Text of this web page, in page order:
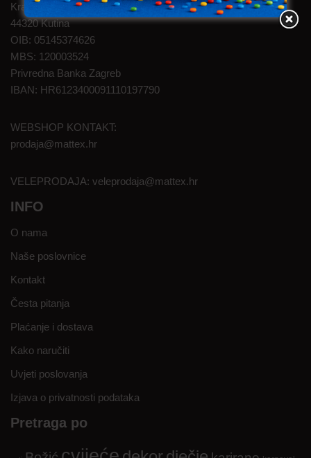
Kralja Zvonimira 46
44320 Kutina
OIB: 05145374626
MBS: 120003524
Privredna Banka Zagreb
IBAN: HR6123400091110197790
WEBSHOP KONTAKT:
prodaja@mattex.hr
VELEPRODAJA: veleprodaja@mattex.hr
INFO
O nama
Naše poslovnice
Kontakt
Česta pitanja
Plaćanje i dostava
Kako naručiti
Uvjeti poslovanja
Izjava o privatnosti podataka
Pretraga po